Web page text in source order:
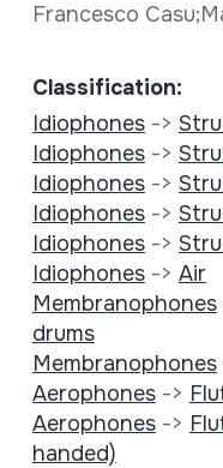
Francesco
Classification:
Idiophones->
Idiophones->
Idiophones->
Idiophones->
Idiophones->
Idiophones-> Air
Membranophones
drums
Membranophones
Aerophones->
Aerophones->
handed)